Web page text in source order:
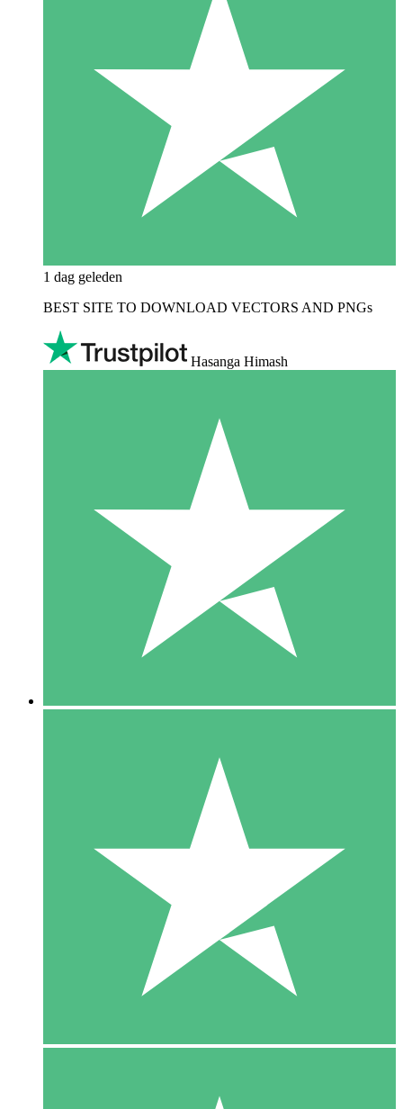
1 dag geleden
BEST SITE TO DOWNLOAD VECTORS AND PNGs
Hasanga Himash